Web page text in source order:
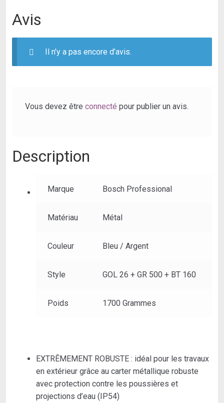
G
(grossissement
26x,
mesure
100
pige
trépied
160,
un
Avis
Il n’y a pas encore d’avis.
Vous devez être connecté pour publier un avis.
Description
Marque Bosch Professional
Matériau Métal
Couleur Bleu / Argent
Style GOL 26 + GR 500 + BT 160
Poids 1700 Grammes
EXTRÊMEMENT ROBUSTE : idéal pour les travaux
en extérieur grâce au carter métallique robuste
avec protection contre les poussières et
projections d’eau (IP54)